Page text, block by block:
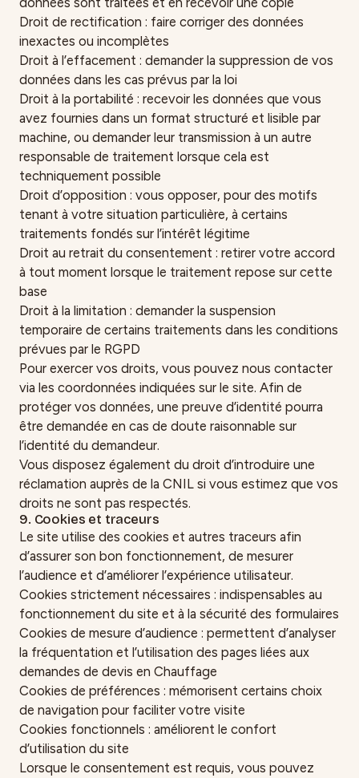
Droit de rectification : faire corriger des données
inexactes ou incomplètes
Droit à l’effacement : demander la suppression de vos
données dans les cas prévus par la loi
Droit à la portabilité : recevoir les données que vous
avez fournies dans un format structuré et lisible par
machine, ou demander leur transmission à un autre
responsable de traitement lorsque cela est
techniquement possible
Droit d’opposition : vous opposer, pour des motifs
tenant à votre situation particulière, à certains
traitements fondés sur l’intérêt légitime
Droit au retrait du consentement : retirer votre accord
à tout moment lorsque le traitement repose sur cette
base
Droit à la limitation : demander la suspension
temporaire de certains traitements dans les conditions
prévues par le RGPD
Pour exercer vos droits, vous pouvez nous contacter
via les coordonnées indiquées sur le site. Afin de
protéger vos données, une preuve d’identité pourra
être demandée en cas de doute raisonnable sur
l’identité du demandeur.
Vous disposez également du droit d’introduire une
réclamation auprès de la CNIL si vous estimez que vos
droits ne sont pas respectés.
9. Cookies et traceurs
Le site utilise des cookies et autres traceurs afin
d’assurer son bon fonctionnement, de mesurer
l’audience et d’améliorer l’expérience utilisateur.
Cookies strictement nécessaires : indispensables au
fonctionnement du site et à la sécurité des formulaires
Cookies de mesure d’audience : permettent d’analyser
la fréquentation et l’utilisation des pages liées aux
demandes de devis en Chauffage
Cookies de préférences : mémorisent certains choix
de navigation pour faciliter votre visite
Cookies fonctionnels : améliorent le confort
d’utilisation du site
Lorsque le consentement est requis, vous pouvez